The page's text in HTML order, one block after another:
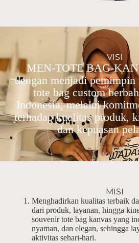
VISI
MEN-TOTE BAG-
dengan menjadi
tote bag custom
Indonesia, melalui
terhadap kualitas produk,
dan kepuasan
MISI
Menghadirkan kualitas terbaik
dari produk, layanan, hingga
souvenir tote bag kanvas yang
nyaman, dan elegan, sehingga
aktivitas sehari-hari.